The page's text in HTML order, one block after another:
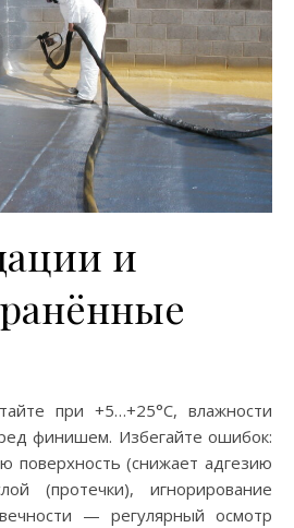
и
при +5…+25°C, влажности
финишем. Избегайте ошибок:
поверхность (снижает адгезию
(протечки), игнорирование
— регулярный осмотр